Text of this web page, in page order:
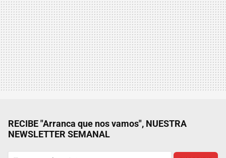
RECIBE "Arranca que nos vamos", NUESTRA
NEWSLETTER SEMANAL